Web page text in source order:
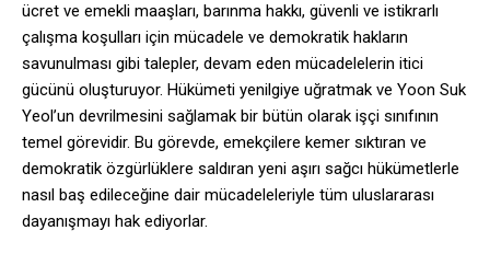
ücret ve emekli maaşları, barınma hakkı, güvenli ve istikrarlı
çalışma koşulları için mücadele ve demokratik hakların
savunulması gibi talepler, devam eden mücadelelerin itici
gücünü oluşturuyor. Hükümeti yenilgiye uğratmak ve Yoon Suk
Yeol’un devrilmesini sağlamak bir bütün olarak işçi sınıfının
temel görevidir. Bu görevde, emekçilere kemer sıktıran ve
demokratik özgürlüklere saldıran yeni aşırı sağcı hükümetlerle
nasıl baş edileceğine dair mücadeleleriyle tüm uluslararası
dayanışmayı hak ediyorlar.